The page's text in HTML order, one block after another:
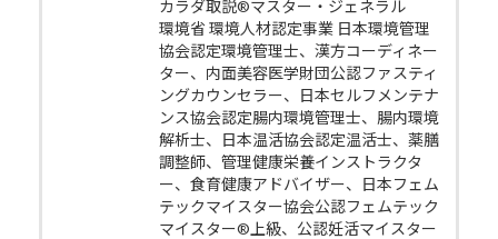
カラダ取説®マスター・ジェネラル
環境省 環境人材認定事業 日本環境管理
協会認定環境管理士、漢方コーディネー
ター、内面美容医学財団公認ファスティ
ングカウンセラー、日本セルフメンテナ
ンス協会認定腸内環境管理士、腸内環境
解析士、日本温活協会認定温活士、薬膳
調整師、管理健康栄養インストラクタ
ー、食育健康アドバイザー、日本フェム
テックマイスター協会公認フェムテック
マイスター®上級、公認妊活マイスター